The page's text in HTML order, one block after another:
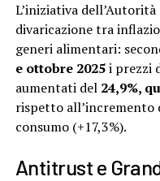
L’iniziativa
divaricazione tra
generi alimentari:
e ottobre 2025i prezzi
aumentati del 24,9%,
rispetto all’incremento
consumo (+17,3%).
Antitrust e